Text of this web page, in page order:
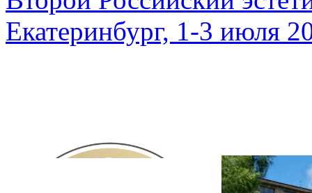
Екатеринбург, 1-3 июля